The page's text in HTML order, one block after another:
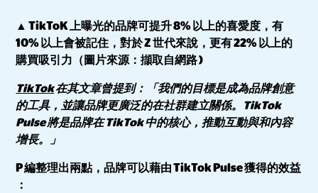
▲ TikToK 上曝光的品牌可提升 8% 以上的喜愛度，有
10% 以上會被記住，對於 Z 世代來說，更有 22% 以上的
購買吸引力（圖片來源：擷取自網路 )
TikTok在其文章曾提到：「我們的目標是成為品牌創意
的工具，並讓品牌更廣泛的在社群建立關係。TikTok
Pulse 將是品牌在 TikTok 中的核心，推動互動與和內容
增長。」
P 編整理出兩點，品牌可以藉由 TikTok Pulse 獲得的效益
：